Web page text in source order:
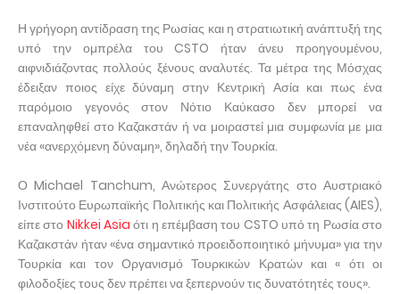
Η γρήγορη αντίδραση της Ρωσίας και η στρατιωτική ανάπτυξή της
υπό την ομπρέλα του CSTO ήταν άνευ προηγουμένου,
αιφνιδιάζοντας πολλούς ξένους αναλυτές. Τα μέτρα της Μόσχας
έδειξαν ποιος είχε δύναμη στην Κεντρική Ασία και πως ένα
παρόμοιο γεγονός στον Νότιο Καύκασο δεν μπορεί να
επαναληφθεί στο Καζακστάν ή να μοιραστεί μια συμφωνία με μια
νέα «ανερχόμενη δύναμη», δηλαδή την Τουρκία.
Ο Michael Tanchum, Ανώτερος Συνεργάτης στο Αυστριακό
Ινστιτούτο Ευρωπαϊκής Πολιτικής και Πολιτικής Ασφάλειας (AIES),
είπε στο Nikkei Asia ότι η επέμβαση του CSTO υπό τη Ρωσία στο
Καζακστάν ήταν «ένα σημαντικό προειδοποιητικό μήνυμα» για την
Τουρκία και τον Οργανισμό Τουρκικών Κρατών και « ότι οι
φιλοδοξίες τους δεν πρέπει να ξεπερνούν τις δυνατότητές τους».